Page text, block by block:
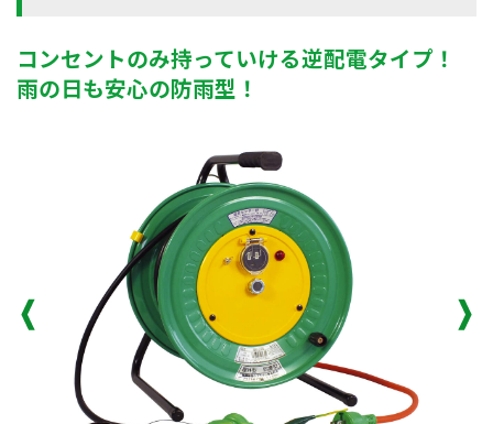
コンセントのみ持っていける逆配電タイプ！
雨の日も安心の防雨型！